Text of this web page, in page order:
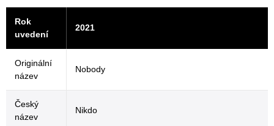
Rok
uvedení
2021
Originální
název
Nobody
Český
název
Nikdo